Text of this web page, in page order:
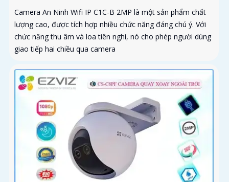
Camera An Ninh Wifi IP C1C-B 2MP là một sản phẩm chất
lượng cao, được tích hợp nhiều chức năng đáng chú ý. Với
chức năng thu âm và loa tiên nghi, nó cho phép người dùng
giao tiếp hai chiều qua camera